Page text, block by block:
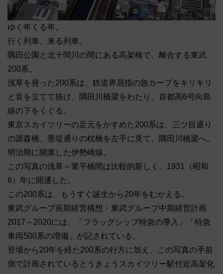
ゆく年くる年。
行く列車、来る列車。
隅田公園と北十間川の間にある高架橋で、離合する東武
200系。
浅草を発った200系は、鉄道界屈指の急カーブをキリキリ
と音を立てて抜け、隅田川橋梁をわたり、首都高6号向島
線の下をくぐる。
東京スカイツリーの足元をかすめた200系は、三ツ目通り
の源森橋、墨堤通りの枕橋を左手に見て、隅田川橋梁へ。
明治期に開業した伊勢崎線。
この写真の浅草～業平橋間は比較的新しく、1931（昭和
6）年に開通した。
この200系は、もうすぐ誕生から20年をむかえる。
東武グループ長期経営構想・東武グループ中期経営計画
2017～2020には、「フラッグシップ特急の導入」「特急
車両500系の増備」が記されている。
登場から20年を経た200系の行方に加え、この写真の手前
側で計画されているとうきょうスカイツリー駅付近高架化